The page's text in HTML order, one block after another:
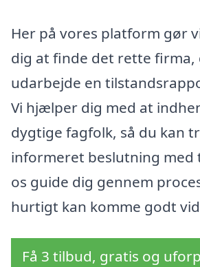
Her på vores platform gør
dig at finde det rette firma,
udarbejde en
Vi hjælper dig med at
dygtige fagfolk, så du kan
informeret beslutning med
os guide dig gennem
hurtigt kan komme godt
Få 3 tilbud, gratis og